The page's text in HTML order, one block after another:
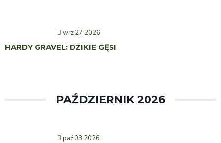
wrz 27 2026
HARDY GRAVEL: DZIKIE GĘSI
PAŹDZIERNIK 2026
paź 03 2026